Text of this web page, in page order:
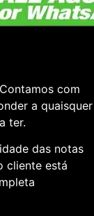
com
a quaisquer
ter.
das notas
cliente está